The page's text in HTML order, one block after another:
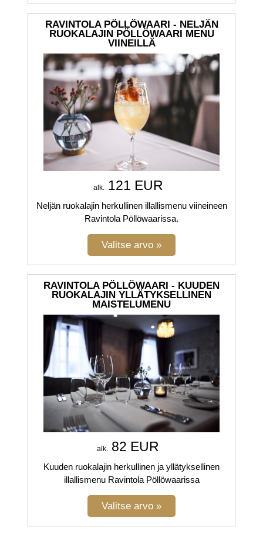
RAVINTOLA PÖLLÖWAARI - NELJÄN
RUOKALAJIN PÖLLÖWAARI MENU
VIINEILLÄ
alk. 121 EUR
Neljän ruokalajin herkullinen illallismenu viineineen
Ravintola Pöllöwaarissa.
RAVINTOLA PÖLLÖWAARI - KUUDEN
RUOKALAJIN YLLÄTYKSELLINEN
MAISTELUMENU
alk. 82 EUR
Kuuden ruokalajin herkullinen ja yllätyksellinen
illallismenu Ravintola Pöllöwaarissa